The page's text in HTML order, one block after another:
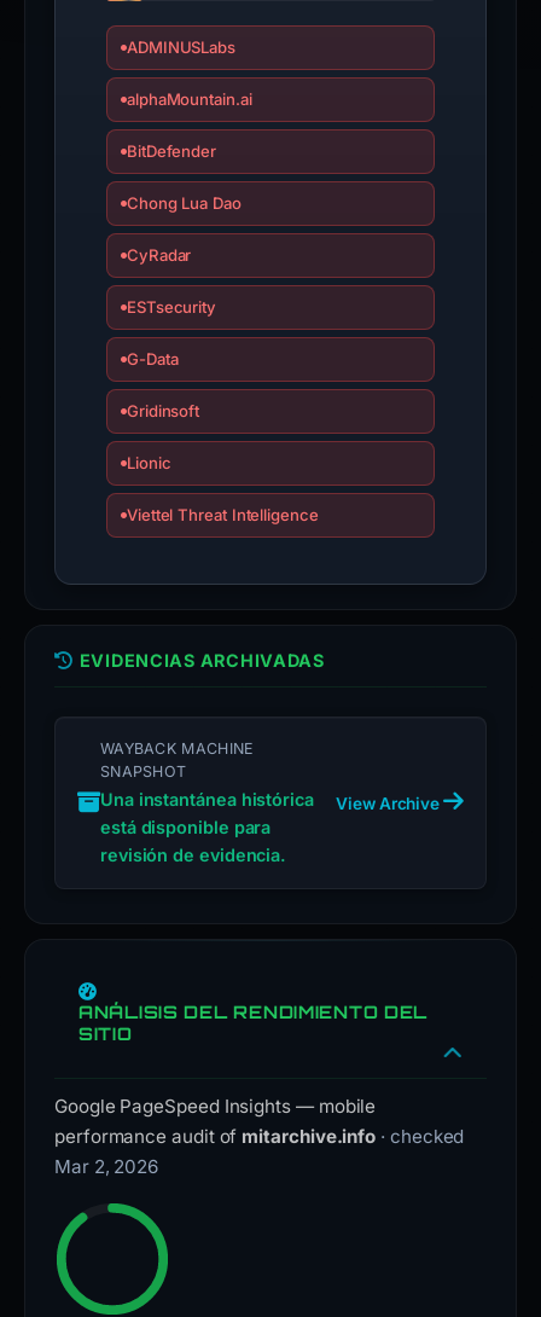
ADMINUSLabs
alphaMountain.ai
BitDefender
Chong Lua Dao
CyRadar
ESTsecurity
G-Data
Gridinsoft
Lionic
Viettel Threat Intelligence
EVIDENCIAS ARCHIVADAS
WAYBACK MACHINE
SNAPSHOT
Una instantánea histórica
está disponible para
revisión de evidencia.
View Archive
ANÁLISIS DEL RENDIMIENTO DEL
SITIO
Google PageSpeed Insights — mobile
performance audit of mitarchive.info · checked
Mar 2, 2026